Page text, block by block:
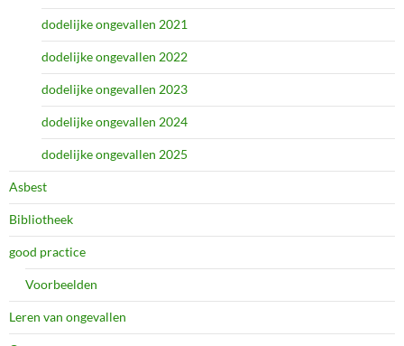
dodelijke ongevallen 2021
dodelijke ongevallen 2022
dodelijke ongevallen 2023
dodelijke ongevallen 2024
dodelijke ongevallen 2025
Asbest
Bibliotheek
good practice
Voorbeelden
Leren van ongevallen